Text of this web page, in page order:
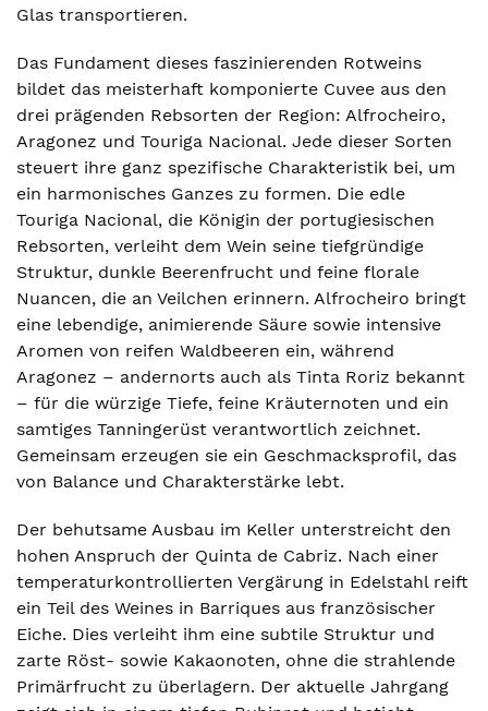
Glas transportieren.
Das Fundament dieses faszinierenden Rotweins
bildet das meisterhaft komponierte Cuvee aus den
drei prägenden Rebsorten der Region: Alfrocheiro,
Aragonez und Touriga Nacional. Jede dieser Sorten
steuert ihre ganz spezifische Charakteristik bei, um
ein harmonisches Ganzes zu formen. Die edle
Touriga Nacional, die Königin der portugiesischen
Rebsorten, verleiht dem Wein seine tiefgründige
Struktur, dunkle Beerenfrucht und feine florale
Nuancen, die an Veilchen erinnern. Alfrocheiro bringt
eine lebendige, animierende Säure sowie intensive
Aromen von reifen Waldbeeren ein, während
Aragonez – andernorts auch als Tinta Roriz bekannt
– für die würzige Tiefe, feine Kräuternoten und ein
samtiges Tanningerüst verantwortlich zeichnet.
Gemeinsam erzeugen sie ein Geschmacksprofil, das
von Balance und Charakterstärke lebt.
Der behutsame Ausbau im Keller unterstreicht den
hohen Anspruch der Quinta de Cabriz. Nach einer
temperaturkontrollierten Vergärung in Edelstahl reift
ein Teil des Weines in Barriques aus französischer
Eiche. Dies verleiht ihm eine subtile Struktur und
zarte Röst- sowie Kakaonoten, ohne die strahlende
Primärfrucht zu überlagern. Der aktuelle Jahrgang